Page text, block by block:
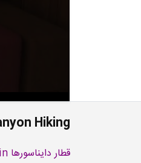
Hiking
قطار دایناسورها Dinosaur Train